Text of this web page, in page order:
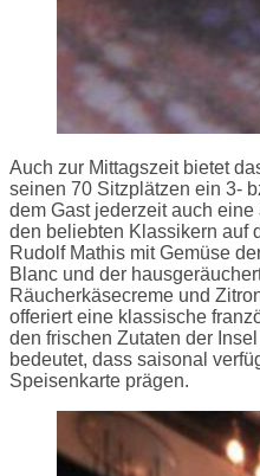
Auch zur Mittagszeit bietet
seinen 70 Sitzplätzen ein 3-
dem Gast jederzeit auch
den beliebten Klassikern auf
Rudolf Mathis mit Gemüse
Blanc und der
Räucherkäsecreme und
offeriert eine klassische
den frischen Zutaten der
bedeutet, dass saisonal
Speisenkarte prägen.